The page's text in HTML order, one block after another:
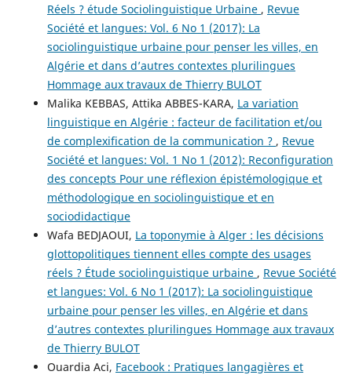
Réels ? étude Sociolinguistique Urbaine , Revue
Société et langues: Vol. 6 No 1 (2017): La
sociolinguistique urbaine pour penser les villes, en
Algérie et dans d’autres contextes plurilingues
Hommage aux travaux de Thierry BULOT
Malika KEBBAS, Attika ABBES-KARA, La variation
linguistique en Algérie : facteur de facilitation et/ou
de complexification de la communication ? , Revue
Société et langues: Vol. 1 No 1 (2012): Reconfiguration
des concepts Pour une réflexion épistémologique et
méthodologique en sociolinguistique et en
sociodidactique
Wafa BEDJAOUI, La toponymie à Alger : les décisions
glottopolitiques tiennent elles compte des usages
réels ? Étude sociolinguistique urbaine , Revue Société
et langues: Vol. 6 No 1 (2017): La sociolinguistique
urbaine pour penser les villes, en Algérie et dans
d’autres contextes plurilingues Hommage aux travaux
de Thierry BULOT
Ouardia Aci, Facebook : Pratiques langagières et